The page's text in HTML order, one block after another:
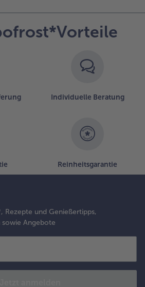
Individuelle Beratung
Reinheitsgarantie
Rezepte und Genießertipps,
sowie Angebote